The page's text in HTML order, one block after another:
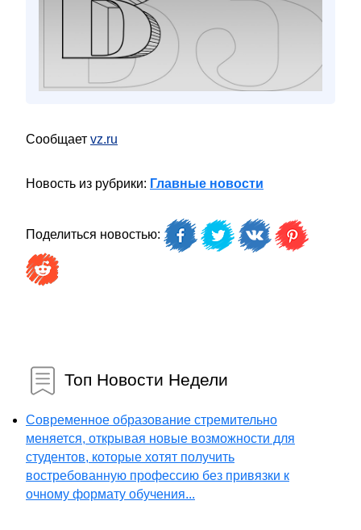
Сообщает vz.ru
Новость из рубрики: Главные новости
Поделиться новостью:
Топ Новости Недели
Современное образование стремительно
меняется, открывая новые возможности для
студентов, которые хотят получить
востребованную профессию без привязки к
очному формату обучения...